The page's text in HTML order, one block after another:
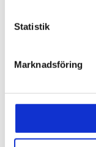
Öppettider
Översätt
Statistik
Marknadsföring